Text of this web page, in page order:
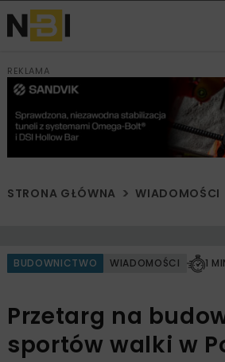
REKLAMA
STRONA GŁÓWNA WIADOMOŚCI
BUDOWNICTWO WIADOMOŚCI 1
Przetarg na
sportów walki w